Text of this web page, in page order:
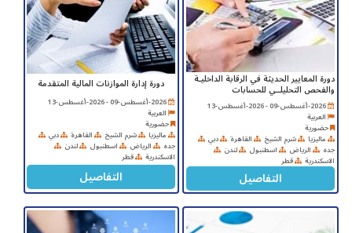
دورة المعايير الحديثة في الرقابة الداخليـة
والفحص التحليلــي للحسابات
2026-أغسطس-09 - 2026-أغسطس-13
العربية
حضورية
ماليزيا شرم الشيخ القاهرة دبي
جده الرياض اسطنبول لندن
الاسكندرية قطر
التفاصيل
ﺩﻭﺭﺓ ﺇﺩﺍﺭﺓ ﺍﻟﻤﻮﺍﺯﻧﺎﺕ ﺍﻟﻤﺎﻟﻴﺔ ﺍﻟﻤﺘﻘﺪﻣﺔ
2026-أغسطس-09 - 2026-أغسطس-13
العربية
حضورية
ماليزيا شرم الشيخ القاهرة دبي
جده الرياض اسطنبول لندن
الاسكندرية قطر
التفاصيل